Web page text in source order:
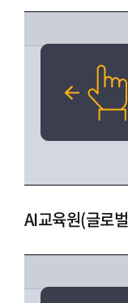
AI교육원(글로